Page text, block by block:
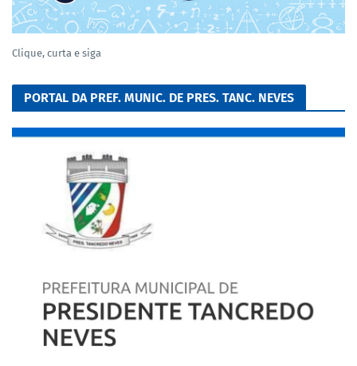
Clique, curta e siga
PORTAL DA PREF. MUNIC. DE PRES. TANC. NEVES